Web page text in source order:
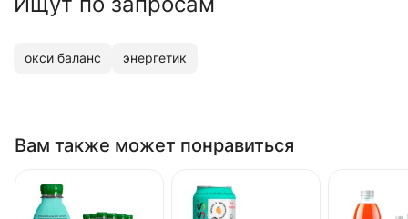
окси баланс энергетик
Вам также может понравиться